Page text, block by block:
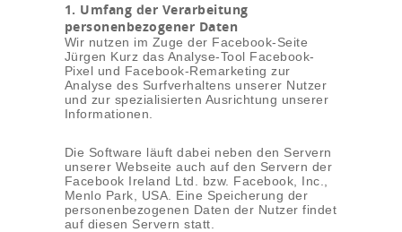
1. Umfang der Verarbeitung
personenbezogener Daten
Wir nutzen im Zuge der Facebook-Seite
Jürgen Kurz das Analyse-Tool Facebook-
Pixel und Facebook-Remarketing zur
Analyse des Surfverhaltens unserer Nutzer
und zur spezialisierten Ausrichtung unserer
Informationen.
Die Software läuft dabei neben den Servern
unserer Webseite auch auf den Servern der
Facebook Ireland Ltd. bzw. Facebook, Inc.,
Menlo Park, USA. Eine Speicherung der
personenbezogenen Daten der Nutzer findet
auf diesen Servern statt.